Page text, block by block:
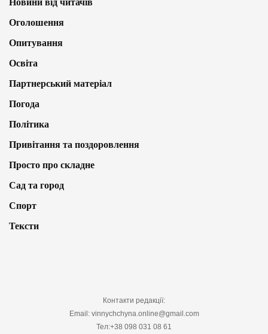
Новини від читачів
Оголошення
Опитування
Освіта
Партнерський матеріал
Погода
Політика
Привітання та поздоровлення
Просто про складне
Сад та город
Спорт
Тексти
Контакти редакції:
Email: vinnychchyna.online@gmail.com
Тел:+38 098 031 08 61